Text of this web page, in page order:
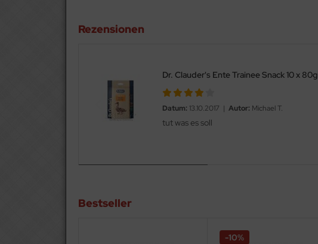
Rezensionen
Dr. Clauder's Ente Trainee Snack 10 x 80g
Datum: 13.10.2017 | Autor: Michael T.
tut was es soll
Bestseller
-10%